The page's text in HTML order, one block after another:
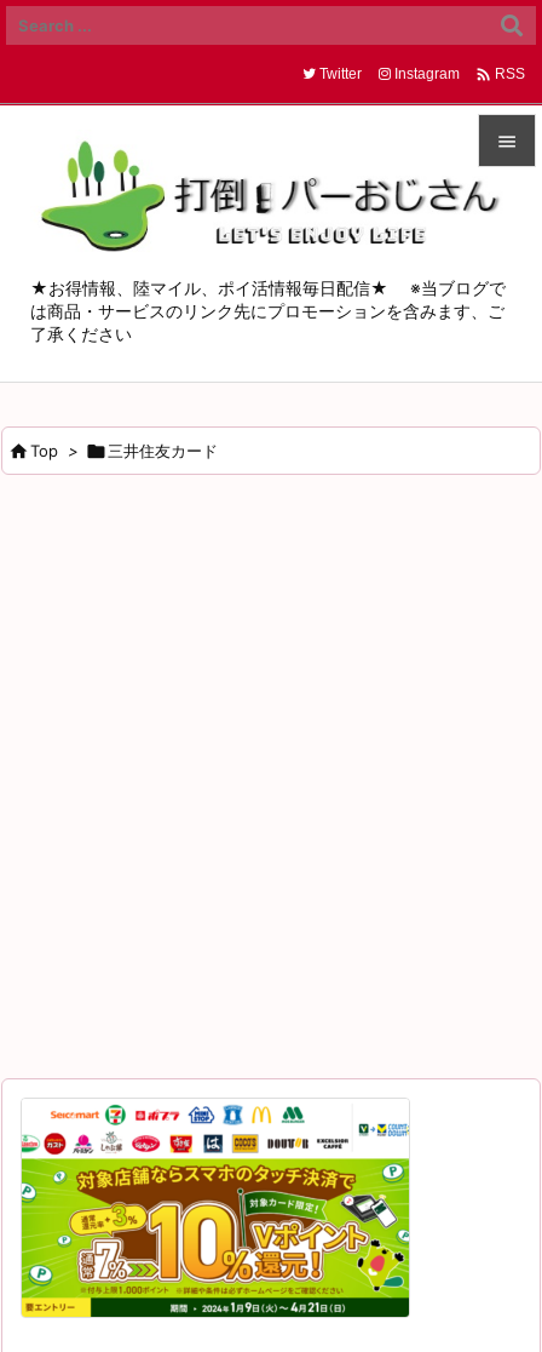


メニュ
サイド


Twitter Instagram  RSS
★お得情報、陸マイル、ポイ活情報毎日配信★ ※当ブログで
は商品・サービスのリンク先にプロモーションを含みます、ご
了承ください
Top > 三井住友カード